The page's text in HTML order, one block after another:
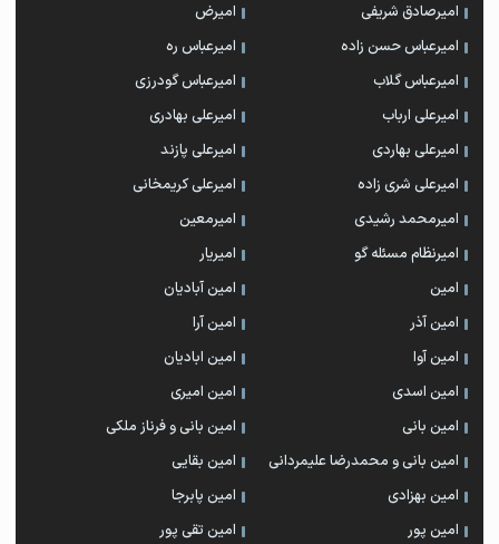
امیرصادق شریفی
امیرض
امیرعباس حسن زاده
امیرعباس ره
امیرعباس گلاب
امیرعباس گودرزی
امیرعلی ارباب
امیرعلی بهادری
امیرعلی بهاردی
امیرعلی پازند
امیرعلی شری زاده
امیرعلی کریمخانی
امیرمحمد رشیدی
امیرمعین
امیرنظام مسئله گو
امیریار
امین
امین آبادیان
امین آذر
امین آرا
امین آوا
امین ابادیان
امین اسدی
امین امیری
امین بانی
امین بانی و فرناز ملکی
امین بانی و محمدرضا علیمردانی
امین بقایی
امین بهزادی
امین پابرجا
امین پور
امین تقی پور